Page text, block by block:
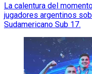
La calentura del
jugadores argentinos
Sudamericano Sub 17.